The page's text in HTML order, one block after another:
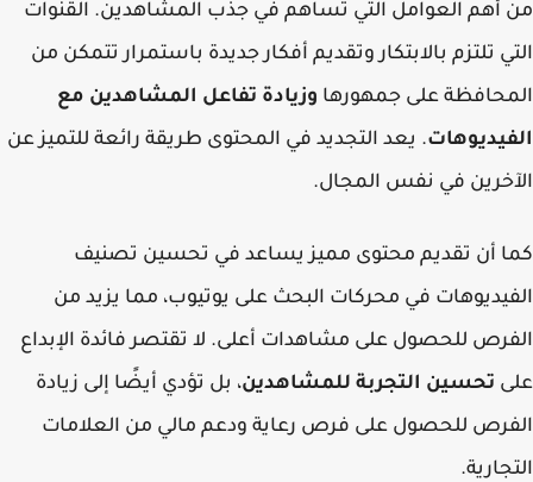
من أهم العوامل التي تساهم في جذب المشاهدين. القنوات
التي تلتزم بالابتكار وتقديم أفكار جديدة باستمرار تتمكن من
المحافظة على جمهورها وزيادة تفاعل المشاهدين مع
الفيديوهات. يعد التجديد في المحتوى طريقة رائعة للتميز عن
الآخرين في نفس المجال.
كما أن تقديم محتوى مميز يساعد في تحسين تصنيف
الفيديوهات في محركات البحث على يوتيوب، مما يزيد من
الفرص للحصول على مشاهدات أعلى. لا تقتصر فائدة الإبداع
على تحسين التجربة للمشاهدين، بل تؤدي أيضًا إلى زيادة
الفرص للحصول على فرص رعاية ودعم مالي من العلامات
التجارية.